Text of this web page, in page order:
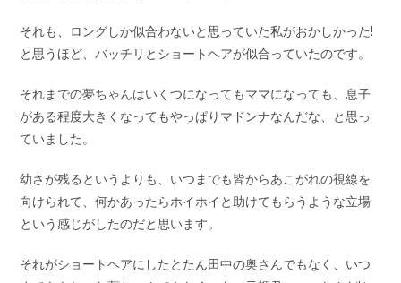
それも、ロングしか似合わないと思っていた私がおかしかった!
と思うほど、バッチリとショートヘアが似合っていたのです。
それまでの夢ちゃんはいくつになってもママになっても、息子
がある程度大きくなってもやっぱりマドンナなんだな、と思っ
ていました。
幼さが残るというよりも、いつまでも皆からあこがれの視線を
向けられて、何かあったらホイホイと助けてもらうような立場
という感じがしたのだと思います。
それがショートヘアにしたとたん田中の奥さんでもなく、いつ